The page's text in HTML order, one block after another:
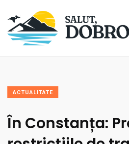
ACTUALITATE
În Constanța: